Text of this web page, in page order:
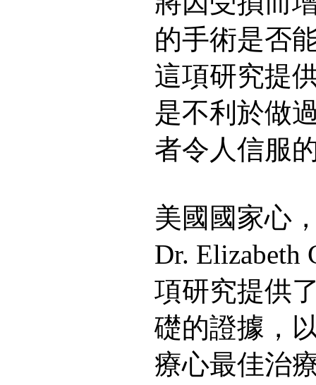
的手術是否
這項研究提
是不利於做
者令人信服
美國國家心
Dr. Elizabeth
項研究提供
礎的證據，
療心最佳治